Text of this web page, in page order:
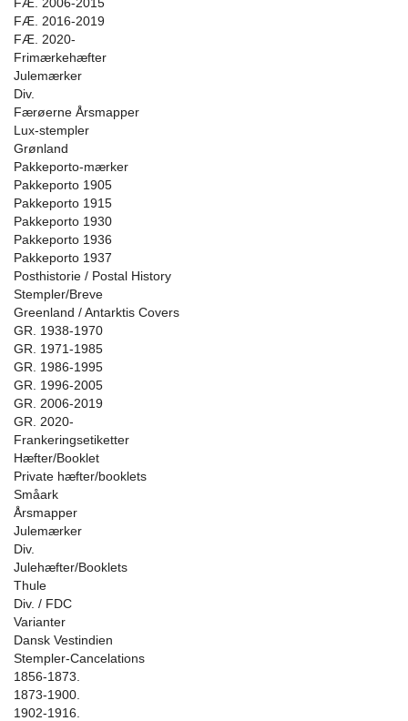
FÆ. 2016-2019
FÆ. 2020-
Frimærkehæfter
Julemærker
Div.
Færøerne Årsmapper
Lux-stempler
Grønland
Pakkeporto-mærker
Pakkeporto 1905
Pakkeporto 1915
Pakkeporto 1930
Pakkeporto 1936
Pakkeporto 1937
Posthistorie / Postal History
Stempler/Breve
Greenland / Antarktis Covers
GR. 1938-1970
GR. 1971-1985
GR. 1986-1995
GR. 1996-2005
GR. 2006-2019
GR. 2020-
Frankeringsetiketter
Hæfter/Booklet
Private hæfter/booklets
Småark
Årsmapper
Julemærker
Div.
Julehæfter/Booklets
Thule
Div. / FDC
Varianter
Dansk Vestindien
Stempler-Cancelations
1856-1873.
1873-1900.
1902-1916.